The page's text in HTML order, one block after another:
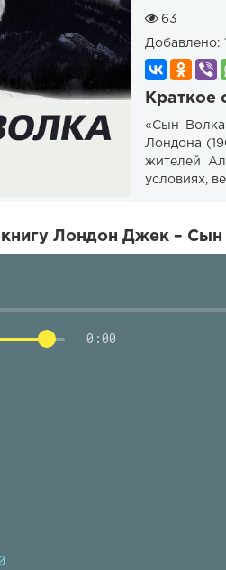
63
Добавлено:
Краткое
«Сын
Лондона
жителей
условиях,
Лондон Джек –
0:00